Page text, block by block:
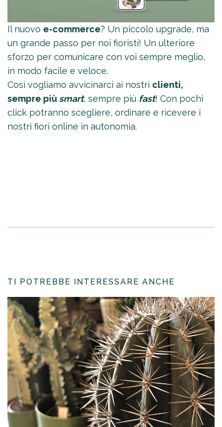
Il nuovo e-commerce? Un piccolo upgrade, ma
un grande passo per noi fioristi! Un ulteriore
sforzo per comunicare con voi sempre meglio,
in modo facile e veloce.
Così vogliamo avvicinarci ai nostri clienti,
sempre più smart, sempre più fast! Con pochi
click potranno scegliere, ordinare e ricevere i
nostri fiori online in autonomia.
TI POTREBBE INTERESSARE ANCHE